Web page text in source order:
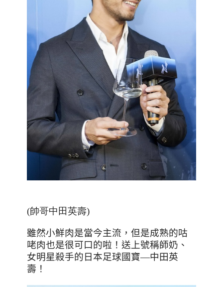
(帥哥中田英壽)
雖然小鮮肉是當今主流，但是成熟的咕
咾肉也是很可口的啦！送上號稱師奶、
女明星殺手的日本足球國寶—中田英
壽！